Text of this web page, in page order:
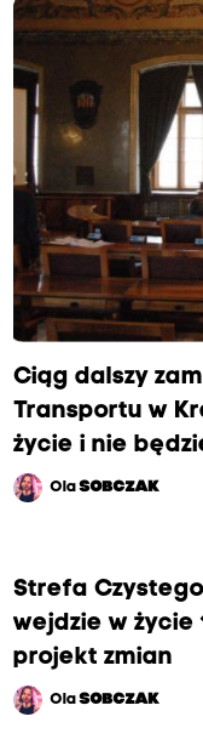
t
r
b
e
b
y
ł
y
b
y
k
o
s
u
l
a
Ciąg dalszy
Transportu w
życie i nie
OlaSOBCZAK
Strefa
wejdzie w życie
projekt zmian
OlaSOBCZAK